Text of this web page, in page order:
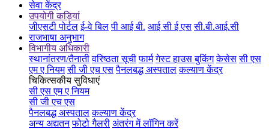
सेवा केंद्र
उपयोगी कड़ियां
जीएसटी पोर्टल ई-वे बिल पी आई बी. आई सी ई एस सी.बी.आई.सी
राजभाषा अनुभाग
विभागीय अधिकारी
स्थानांतरण/तैनाती वरिष्ठता सूची फार्म गेस्ट हाउस बुकिंग केसेस सी एस
एम ए नियम सी जी एच एस पैनलबद्ध अस्पताल कल्याण केंद्र
चिकित्सकीय सुविधाएं
सी एस एम ए नियम
सी जी एच एस
पैनलबद्ध अस्पताल कल्याण केंद्र
अन्य अद्यतन फोटो गैलरी अंतरंग में लॉगिन करें